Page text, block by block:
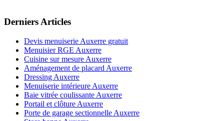
Derniers Articles
Devis menuiserie Auxerre gratuit
Menuisier RGE Auxerre
Cuisine sur mesure Auxerre
Aménagement de placard Auxerre
Dressing Auxerre
Menuiserie intérieure Auxerre
Baie vitrée coulissante Auxerre
Portail et clôture Auxerre
Porte de garage sectionnelle Auxerre